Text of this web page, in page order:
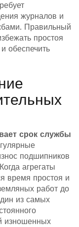
журналов и
Правильный
простоя
обеспечить
срок службы
подшипников
агрегаты
время простоя и
работ до
из самых
изношенных